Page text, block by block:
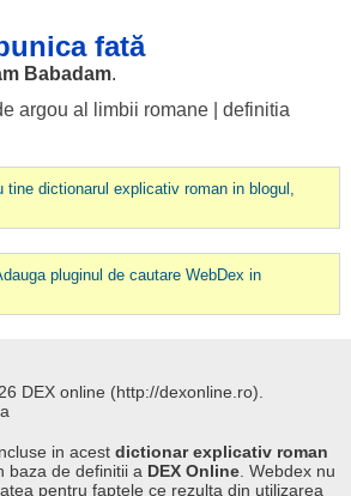
fată
Babadam.
argou al limbii romane| definitia
dictionarul explicativ roman in blogul,
pluginul de cautare WebDex in
DEX online (http://dexonline.ro).
in acestdictionar explicativ roman
baza de definitii a DEX Online . Webdex nu
pentru faptele ce rezulta din utilizarea